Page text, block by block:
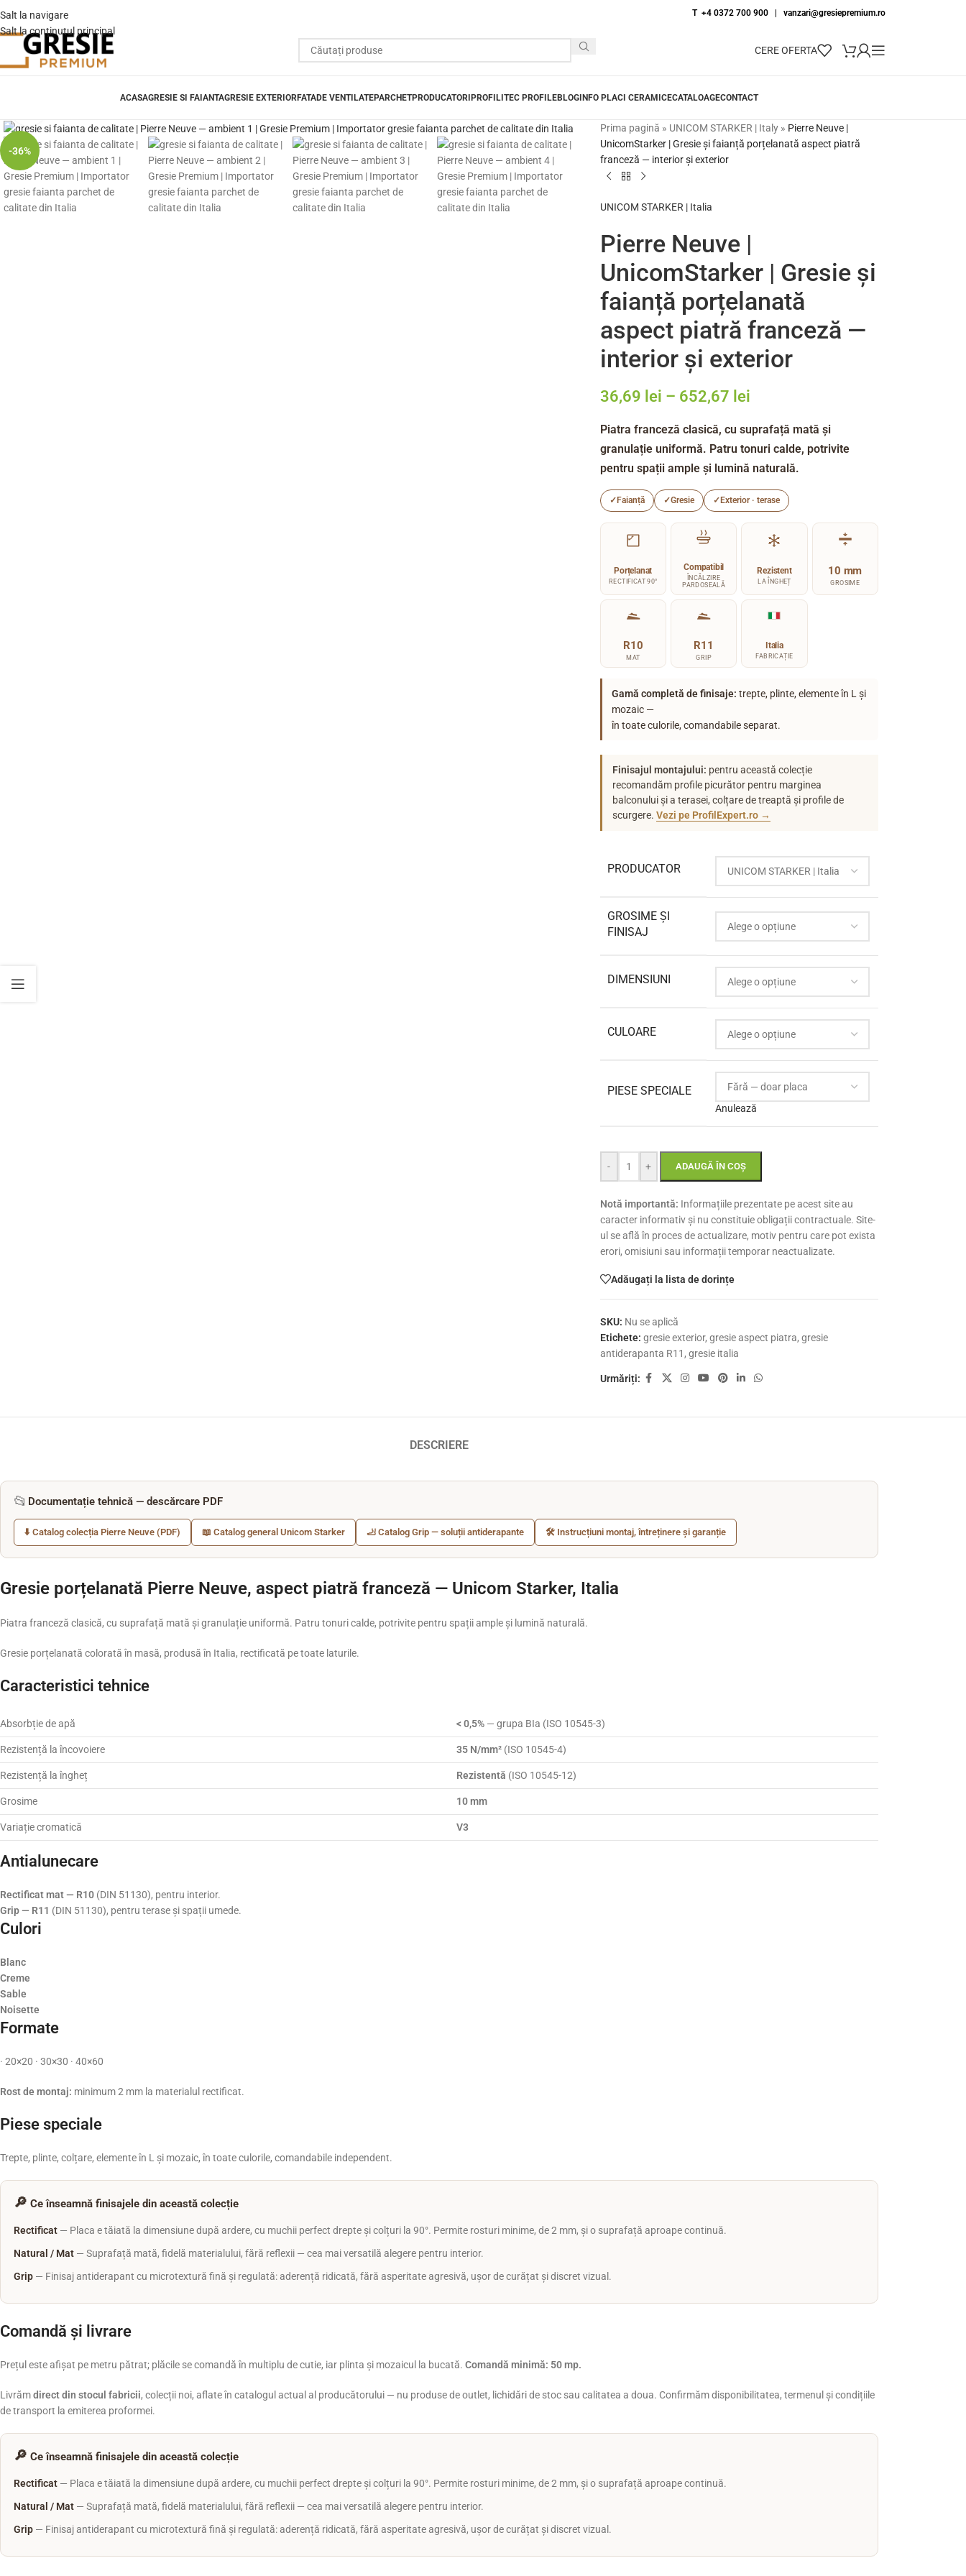
Salt la navigare
Salt la conținutul principal
T +4 0372 700 900 | vanzari@gresiepremium.ro
CERE OFERTA
ACASAGRESIE SI FAIANTAGRESIE EXTERIORFATADE VENTILATEPARCHETPRODUCATORI PROFILITEC PROFILEBLOG INFO PLACI CERAMICECATALOAGECONTACT
-36%
Prima pagină » UNICOM STARKER | Italy » Pierre Neuve |
UnicomStarker | Gresie și faianță porțelanată aspect piatră
franceză — interior și exterior
UNICOM STARKER | Italia
Pierre Neuve |
UnicomStarker | Gresie și
faianță porțelanată
aspect piatră franceză —
interior și exterior
36,69 lei – 652,67 lei
Piatra franceză clasică, cu suprafață mată și
granulație uniformă. Patru tonuri calde, potrivite
pentru spații ample și lumină naturală.
✓ Faianță ✓Gresie ✓ Exterior · terase
Porțelanat
RECTIFICAT 90°
Compatibil
ÎNCĂLZIRE
PARDOSEALĂ
Rezistent
LA ÎNGHEȚ
10 mm
GROSIME
R10
MAT
R11
GRIP
Italia
FABRICAȚIE
Gamă completă de finisaje: trepte, plinte, elemente în L și
mozaic —
în toate culorile, comandabile separat.
Finisajul montajului: pentru această colecție
recomandăm profile picurător pentru marginea
balconului și a terasei, colțare de treaptă și profile de
scurgere. Vezi pe ProfilExpert.ro →
PRODUCATOR
GROSIME ȘI
FINISAJ
DIMENSIUNI
CULOARE
PIESE SPECIALE
Anulează
- + ADAUGĂ ÎN COȘ
Notă importantă: Informațiile prezentate pe acest site au
caracter informativ și nu constituie obligații contractuale. Site-
ul se află în proces de actualizare, motiv pentru care pot exista
erori, omisiuni sau informații temporar neactualizate.
Adăugați la lista de dorințe
SKU: Nu se aplică
Etichete: gresie exterior, gresie aspect piatra, gresie
antiderapanta R11 , gresie italia
Urmăriți:
DESCRIERE
📂 Documentație tehnică — descărcare PDF
⬇️ Catalog colecția Pierre Neuve (PDF) 📖 Catalog general Unicom Starker 🦶 Catalog Grip — soluții antiderapante 🛠️ Instrucțiuni montaj, întreținere și garanție
Gresie porțelanată Pierre Neuve, aspect piatră franceză — Unicom Starker, Italia
Piatra franceză clasică, cu suprafață mată și granulație uniformă. Patru tonuri calde, potrivite pentru spații ample și lumină naturală.
Gresie porțelanată colorată în masă, produsă în Italia, rectificată pe toate laturile.
Caracteristici tehnice
Absorbție de apă < 0,5% — grupa BIa (ISO 10545-3)
Rezistență la încovoiere 35 N/mm² (ISO 10545-4)
Rezistență la îngheț Rezistentă (ISO 10545-12)
Grosime 10 mm
Variație cromatică V3
Antialunecare
Rectificat mat — R10 (DIN 51130), pentru interior.
Grip — R11 (DIN 51130), pentru terase și spații umede.
Culori
Blanc
Creme
Sable
Noisette
Formate
· 20×20 · 30×30 · 40×60
Rost de montaj: minimum 2 mm la materialul rectificat.
Piese speciale
Trepte, plinte, colțare, elemente în L și mozaic, în toate culorile, comandabile independent.
🔎 Ce înseamnă finisajele din această colecție
Rectificat — Placa e tăiată la dimensiune după ardere, cu muchii perfect drepte și colțuri la 90°. Permite rosturi minime, de 2 mm, și o suprafață aproape continuă.
Natural / Mat — Suprafață mată, fidelă materialului, fără reflexii — cea mai versatilă alegere pentru interior.
Grip — Finisaj antiderapant cu microtextură fină și regulată: aderență ridicată, fără asperitate agresivă, ușor de curățat și discret vizual.
Comandă și livrare
Prețul este afișat pe metru pătrat; plăcile se comandă în multiplu de cutie, iar plinta și mozaicul la bucată. Comandă minimă: 50 mp.
Livrămdirect din stocul fabricii, colecții noi, aflate în catalogul actual al producătorului — nu produse de outlet, lichidări de stoc sau calitatea a doua. Confirmăm disponibilitatea, termenul și condițiile
de transport la emiterea proformei.
🔎 Ce înseamnă finisajele din această colecție
Rectificat — Placa e tăiată la dimensiune după ardere, cu muchii perfect drepte și colțuri la 90°. Permite rosturi minime, de 2 mm, și o suprafață aproape continuă.
Natural / Mat — Suprafață mată, fidelă materialului, fără reflexii — cea mai versatilă alegere pentru interior.
Grip — Finisaj antiderapant cu microtextură fină și regulată: aderență ridicată, fără asperitate agresivă, ușor de curățat și discret vizual.